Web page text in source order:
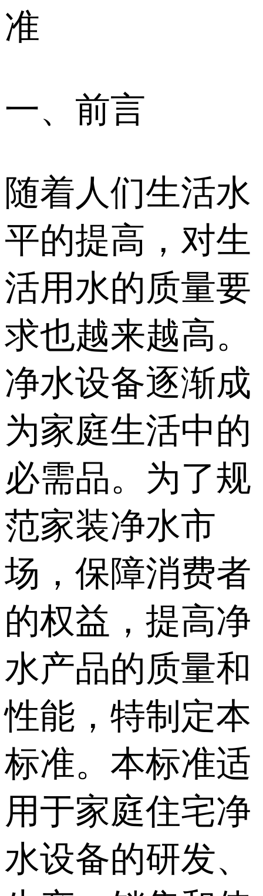
准
一、前言
随着人们生活水
平的提高，对生
活用水的质量要
求也越来越高。
净水设备逐渐成
为家庭生活中的
必需品。为了规
范家装净水市
场，保障消费者
的权益，提高净
水产品的质量和
性能，特制定本
标准。本标准适
用于家庭住宅净
水设备的研发、